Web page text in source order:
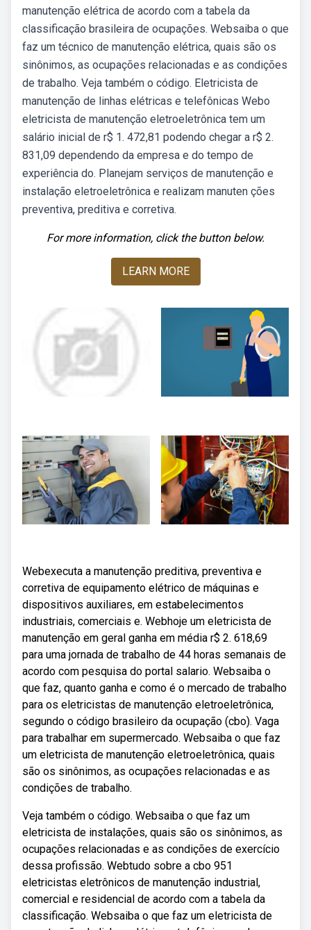
manutenção elétrica de acordo com a tabela da
classificação brasileira de ocupações. Websaiba o que
faz um técnico de manutenção elétrica, quais são os
sinônimos, as ocupações relacionadas e as condições
de trabalho. Veja também o código. Eletricista de
manutenção de linhas elétricas e telefônicas Webo
eletricista de manutenção eletroeletrônica tem um
salário inicial de r$ 1. 472,81 podendo chegar a r$ 2.
831,09 dependendo da empresa e do tempo de
experiência do. Planejam serviços de manutenção e
instalação eletroeletrônica e realizam manuten ções
preventiva, preditiva e corretiva.
For more information, click the button below.
LEARN MORE
Webexecuta a manutenção preditiva, preventiva e
corretiva de equipamento elétrico de máquinas e
dispositivos auxiliares, em estabelecimentos
industriais, comerciais e. Webhoje um eletricista de
manutenção em geral ganha em média r$ 2. 618,69
para uma jornada de trabalho de 44 horas semanais de
acordo com pesquisa do portal salario. Websaiba o
que faz, quanto ganha e como é o mercado de trabalho
para os eletricistas de manutenção eletroeletrônica,
segundo o código brasileiro da ocupação (cbo). Vaga
para trabalhar em supermercado. Websaiba o que faz
um eletricista de manutenção eletroeletrônica, quais
são os sinônimos, as ocupações relacionadas e as
condições de trabalho.
Veja também o código. Websaiba o que faz um
eletricista de instalações, quais são os sinônimos, as
ocupações relacionadas e as condições de exercício
dessa profissão. Webtudo sobre a cbo 951
eletricistas eletrônicos de manutenção industrial,
comercial e residencial de acordo com a tabela da
classificação. Websaiba o que faz um eletricista de